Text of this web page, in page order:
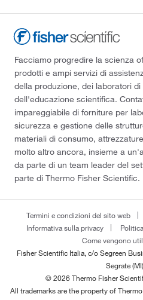
Facciamo progredire la scienza
prodotti e ampi servizi di
della produzione, dei laboratori
dell'educazione scientifica.
impareggiabile di forniture per
sicurezza e gestione delle
materiali di consumo,
molto altro ancora, insieme a
da parte di un team leader del
parte di Thermo Fisher Scientific.
Termini e condizioni del sito web
Informativa sulla privacy
Come vengono
Fisher Scientific Italia, c/o Segreen
Segrate
© 2026 Thermo Fisher
All trademarks are the property of